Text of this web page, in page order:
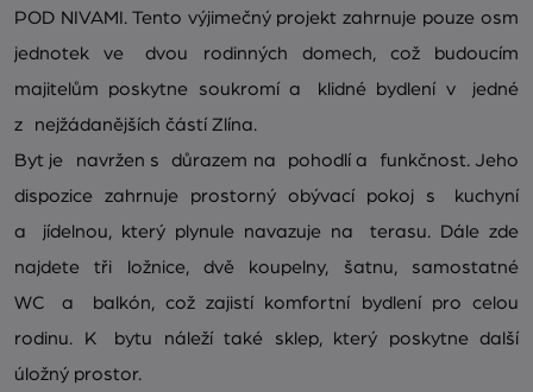
POD NIVAMI. Tento výjimečný projekt zahrnuje pouze osm
jednotek ve dvou rodinných domech, což budoucím
majitelům poskytne soukromí a klidné bydlení v jedné
z nejžádanějších částí Zlína.
Byt je navržen s důrazem na pohodlí a funkčnost. Jeho
dispozice zahrnuje prostorný obývací pokoj s kuchyní
a jídelnou, který plynule navazuje na terasu. Dále zde
najdete tři ložnice, dvě koupelny, šatnu, samostatné
WC a balkón, což zajistí komfortní bydlení pro celou
rodinu. K bytu náleží také sklep, který poskytne další
úložný prostor.